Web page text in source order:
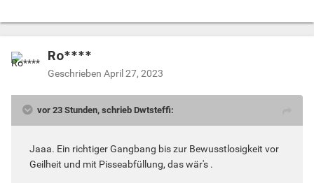
Ro****
Geschrieben April 27, 2023
vor 23 Stunden, schrieb Dwtsteffi:
Jaaa. Ein richtiger Gangbang bis zur Bewusstlosigkeit vor
Geilheit und mit Pisseabfüllung, das wär's .